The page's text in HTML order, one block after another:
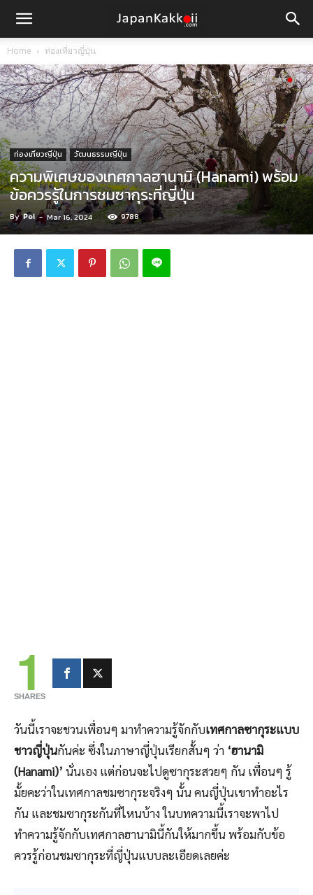
Home ท่องเที่ยวญี่ปุ่น
ท่องเที่ยวญี่ปุ่น วัฒนธรรมญี่ปุ่น
ความพิเศษของเทศกาลฮานามิ (Hanami) พร้อม
ข้อควรรู้ในการชมซากุระที่ญี่ปุ่น
By Poi- Mar 16, 2024 9788
1
SHARES
วันนี้เราจะชวนเพื่อนๆ มาทำความรู้จักกับเทศกาลซากุระแบบ
ชาวญี่ปุ่นกันค่ะ ซึ่งในภาษาญี่ปุ่นเรียกสั้นๆ ว่า ‘ฮานามิ
(Hanami)’ นั่นเอง แต่ก่อนจะไปดูซากุระสวยๆ กัน เพื่อนๆ รู้
มั้ยคะว่าในเทศกาลชมซากุระจริงๆ นั้น คนญี่ปุ่นเขาทำอะไร
กัน และชมซากุระกันที่ไหนบ้าง ในบทความนี้เราจะพาไป
ทำความรู้จักกับเทศกาลฮานามินี้กันให้มากขึ้น พร้อมกับข้อ
ควรรู้ก่อนชมซากุระที่ญี่ปุ่นแบบละเอียดเลยค่ะ